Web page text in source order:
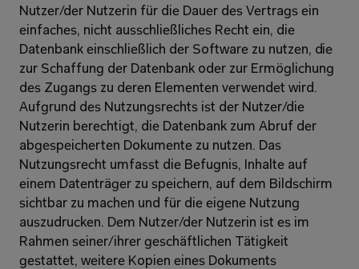
Nutzer/der Nutzerin für die Dauer des Vertrags ein
einfaches, nicht ausschließliches Recht ein, die
Datenbank einschließlich der Software zu nutzen, die
zur Schaffung der Datenbank oder zur Ermöglichung
des Zugangs zu deren Elementen verwendet wird.
Aufgrund des Nutzungsrechts ist der Nutzer/die
Nutzerin berechtigt, die Datenbank zum Abruf der
abgespeicherten Dokumente zu nutzen. Das
Nutzungsrecht umfasst die Befugnis, Inhalte auf
einem Datenträger zu speichern, auf dem Bildschirm
sichtbar zu machen und für die eigene Nutzung
auszudrucken. Dem Nutzer/der Nutzerin ist es im
Rahmen seiner/ihrer geschäftlichen Tätigkeit
gestattet, weitere Kopien eines Dokuments